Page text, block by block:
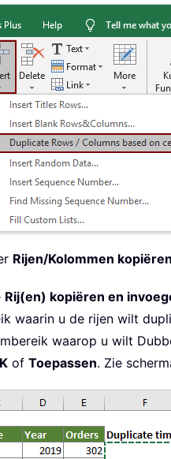
Rijen/Kolommen
Rij(en) kopiëren en
waarin u de rijen wilt
waarop u wilt
of Toepassen. Zie